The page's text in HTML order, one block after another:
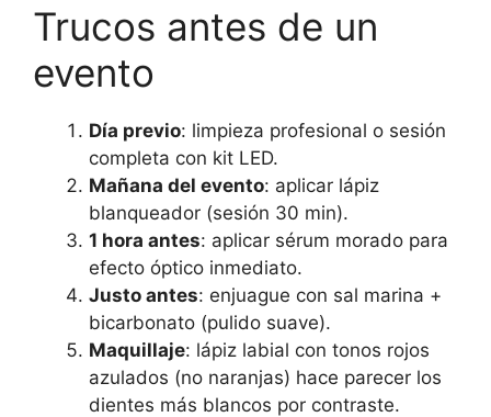
Trucos antes de un
evento
Día previo: limpieza profesional o sesión
completa con kit LED.
Mañana del evento: aplicar lápiz
blanqueador (sesión 30 min).
1 hora antes: aplicar sérum morado para
efecto óptico inmediato.
Justo antes: enjuague con sal marina +
bicarbonato (pulido suave).
Maquillaje: lápiz labial con tonos rojos
azulados (no naranjas) hace parecer los
dientes más blancos por contraste.